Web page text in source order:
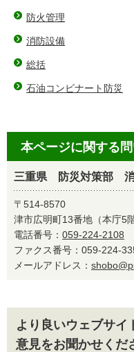
防火管理
消防設備
総括
石油コンビナート防災
本ページに関する
三重県 防災対策部 消
〒514-8570
津市広明町13番地（本庁5階
電話番号： 059-224-2108
ファクス番号：059-224-
メールアドレス：
より良いウェブサイ
意見をお聞かせくだ